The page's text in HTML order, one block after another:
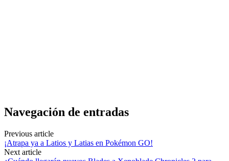
Navegación de entradas
Previous article
¡Atrapa ya a Latios y Latias en Pokémon GO!
Next article